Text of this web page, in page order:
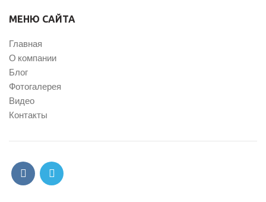
МЕНЮ САЙТА
Главная
О компании
Блог
Фотогалерея
Видео
Контакты